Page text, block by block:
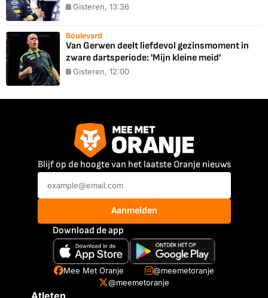
Gisteren, 13:36
Boulevard
Van Gerwen deelt liefdevol gezinsmoment in
zware dartsperiode: 'Mijn kleine meid'
Gisteren, 12:00
Blijf op de hoogte van het laatste Oranje nieuws
Aanmelden
Download de app
Mee Met Oranje
@meemetoranje
@meemetoranje
Atleten